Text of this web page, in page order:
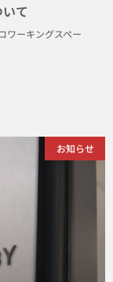
て
ワーキングスペー
お知らせ